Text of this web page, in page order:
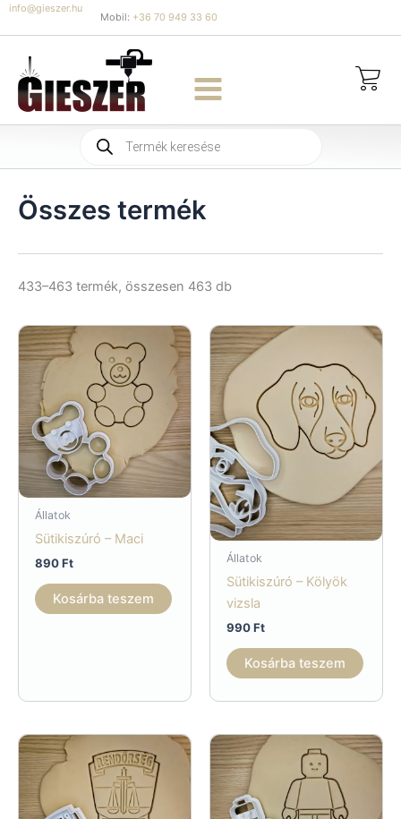
Skip
to
content
info@gieszer.hu
Mobil: +36 70 949 33 60
Products
search
Összes termék
433–463 termék, összesen 463 dbSorted
Állatok
Sütikiszúró – Maci
890Ft
Kosárba teszem
Állatok
Sütikiszúró – Kölyök
vizsla
990Ft
Kosárba teszem